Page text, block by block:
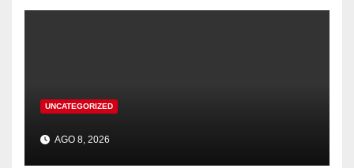
UNCATEGORIZED
AGO 8, 2026